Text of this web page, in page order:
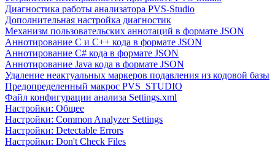
Диагностика работы анализатора PVS-Studio
Дополнительная настройка диагностик
Механизм пользовательских аннотаций в формате JSON
Аннотирование C и C++ кода в формате JSON
Аннотирование C# кода в формате JSON
Аннотирование Java кода в формате JSON
Удаление неактуальных маркеров подавления из кодовой базы
Предопределенный макрос PVS_STUDIO
Файл конфигурации анализа Settings.xml
Настройки: Общее
Настройки: Common Analyzer Settings
Настройки: Detectable Errors
Настройки: Don't Check Files